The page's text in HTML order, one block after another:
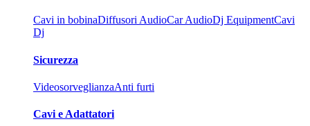
Cavi in bobinaDiffusori AudioCar AudioDj EquipmentCavi
Dj
Sicurezza
VideosorveglianzaAnti furti
Cavi e Adattatori